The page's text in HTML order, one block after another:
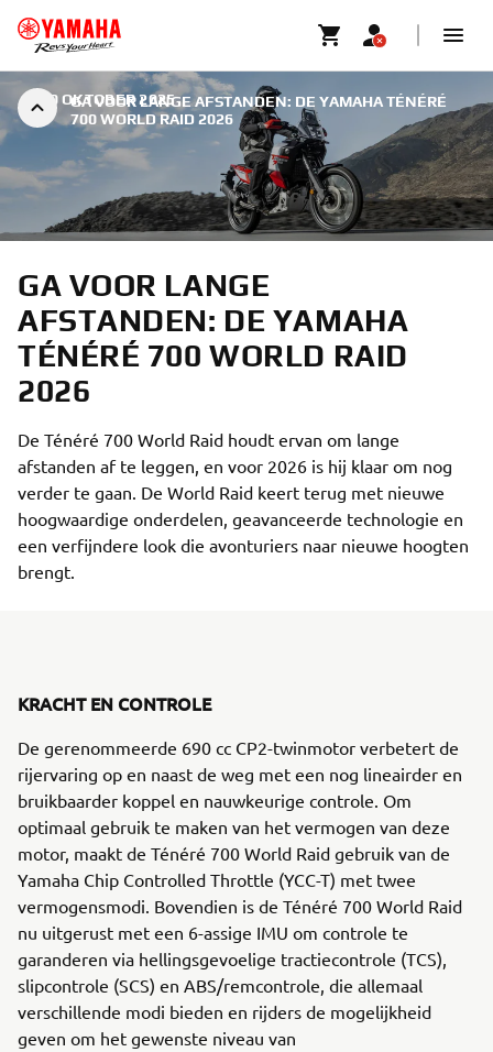
GA VOOR LANGE AFSTANDEN: DE YAMAHA TÉNÉRÉ
700 WORLD RAID 2026
20 OKTOBER 2025
GA VOOR LANGE
AFSTANDEN: DE YAMAHA
TÉNÉRÉ 700 WORLD RAID
2026
De Ténéré 700 World Raid houdt ervan om lange
afstanden af te leggen, en voor 2026 is hij klaar om nog
verder te gaan. De World Raid keert terug met nieuwe
hoogwaardige onderdelen, geavanceerde technologie en
een verfijndere look die avonturiers naar nieuwe hoogten
brengt.
KRACHT EN CONTROLE
De gerenommeerde 690 cc CP2-twinmotor verbetert de
rijervaring op en naast de weg met een nog lineairder en
bruikbaarder koppel en nauwkeurige controle. Om
optimaal gebruik te maken van het vermogen van deze
motor, maakt de Ténéré 700 World Raid gebruik van de
Yamaha Chip Controlled Throttle (YCC-T) met twee
vermogensmodi. Bovendien is de Ténéré 700 World Raid
nu uitgerust met een 6-assige IMU om controle te
garanderen via hellingsgevoelige tractiecontrole (TCS),
slipcontrole (SCS) en ABS/remcontrole, die allemaal
verschillende modi bieden en rijders de mogelijkheid
geven om het gewenste niveau van